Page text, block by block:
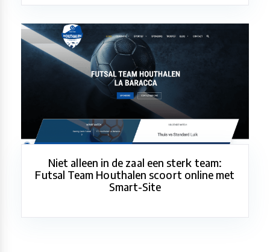
Niet alleen in de zaal een sterk team:
Futsal Team Houthalen scoort online met
Smart-Site